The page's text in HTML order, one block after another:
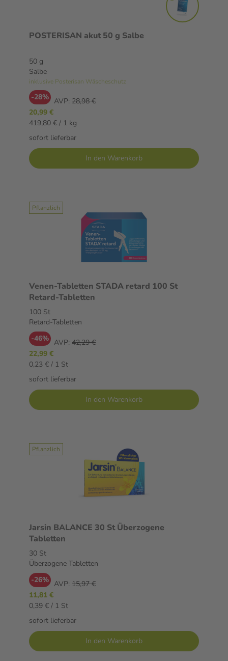
POSTERISAN akut 50 g Salbe
50 g
Salbe
inklusive Posterisan Wäscheschutz
-28% AVP: 28,98 €
20,99 €
419,80 € / 1 kg
sofort lieferbar
In den Warenkorb
Pflanzlich
Venen-Tabletten STADA retard 100 St
Retard-Tabletten
100 St
Retard-Tabletten
-46% AVP: 42,29 €
22,99 €
0,23 € / 1 St
sofort lieferbar
In den Warenkorb
Pflanzlich
Jarsin BALANCE 30 St Überzogene
Tabletten
30 St
Überzogene Tabletten
-26% AVP: 15,97 €
11,81 €
0,39 € / 1 St
sofort lieferbar
In den Warenkorb